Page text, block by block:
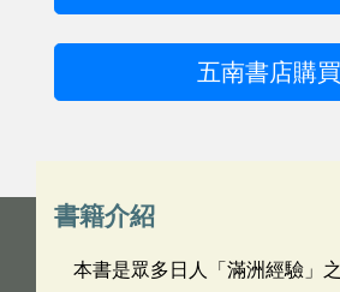
五南書店購買
書籍介紹
本書是眾多日人「滿洲經驗」